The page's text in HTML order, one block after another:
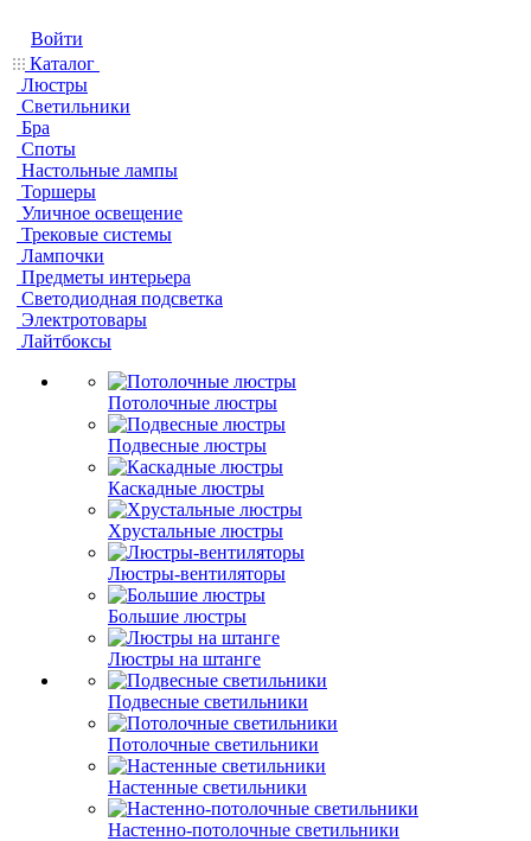
Войти
Каталог
Люстры
Светильники
Бра
Споты
Настольные лампы
Торшеры
Уличное освещение
Трековые системы
Лампочки
Предметы интерьера
Светодиодная подсветка
Электротовары
Лайтбоксы
Потолочные люстры
Подвесные люстры
Каскадные люстры
Хрустальные люстры
Люстры-вентиляторы
Большие люстры
Люстры на штанге
Подвесные светильники
Потолочные светильники
Настенные светильники
Настенно-потолочные светильники